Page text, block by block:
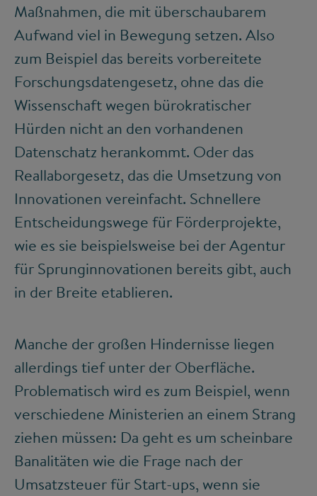
Maßnahmen, die mit überschaubarem
Aufwand viel in Bewegung setzen. Also
zum Beispiel das bereits vorbereitete
Forschungsdatengesetz, ohne das die
Wissenschaft wegen bürokratischer
Hürden nicht an den vorhandenen
Datenschatz herankommt. Oder das
Reallaborgesetz, das die Umsetzung von
Innovationen vereinfacht. Schnellere
Entscheidungswege für Förderprojekte,
wie es sie beispielsweise bei der Agentur
für Sprunginnovationen bereits gibt, auch
in der Breite etablieren.
Manche der großen Hindernisse liegen
allerdings tief unter der Oberfläche.
Problematisch wird es zum Beispiel, wenn
verschiedene Ministerien an einem Strang
ziehen müssen: Da geht es um scheinbare
Banalitäten wie die Frage nach der
Umsatzsteuer für Start-ups, wenn sie